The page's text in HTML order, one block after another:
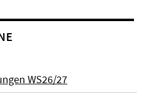
WS26/27